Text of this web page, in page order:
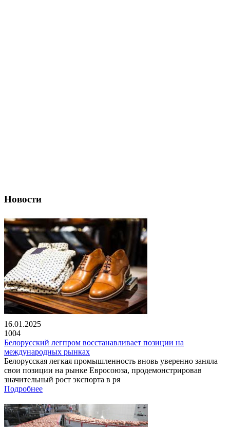
Новости
16.01.2025
1004
Белорусский легпром восстанавливает позиции на
международных рынках
Белорусская легкая промышленность вновь уверенно заняла
свои позиции на рынке Евросоюза, продемонстрировав
значительный рост экспорта в ря
Подробнее